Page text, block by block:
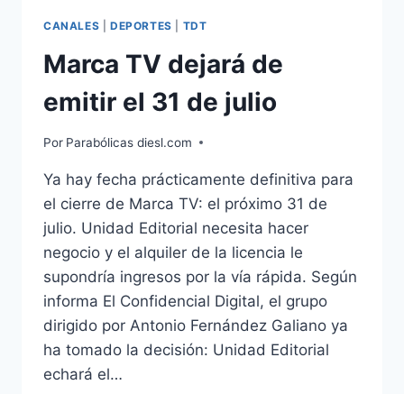
CANALES DEPORTES TDT
Marca TV dejará de
emitir el 31 de julio
Por Parabólicas diesl.com
Ya hay fecha prácticamente definitiva para
el cierre de Marca TV: el próximo 31 de
julio. Unidad Editorial necesita hacer
negocio y el alquiler de la licencia le
supondría ingresos por la vía rápida. Según
informa El Confidencial Digital, el grupo
dirigido por Antonio Fernández Galiano ya
ha tomado la decisión: Unidad Editorial
echará el…